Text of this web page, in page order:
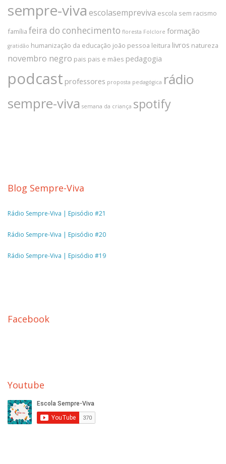
sempre-viva escolasempreviva escola sem racismo
família feira do conhecimento floresta Folclore formação
gratidão humanização da educação joão pessoa leitura livros natureza
novembro negro pais pais e mães pedagogia
podcast professores proposta pedagógica rádio
sempre-viva semana da criança spotify
Blog Sempre-Viva
Rádio Sempre-Viva | Episódio #21
Rádio Sempre-Viva | Episódio #20
Rádio Sempre-Viva | Episódio #19
Facebook
Youtube